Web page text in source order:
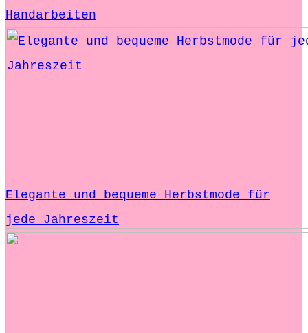
Handarbeiten
Elegante und bequeme Herbstmode für
jede Jahreszeit